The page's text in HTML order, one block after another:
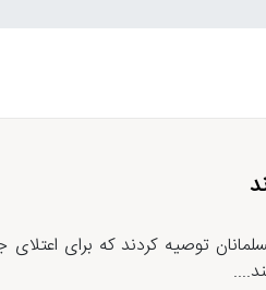
توصیه کردند که برای